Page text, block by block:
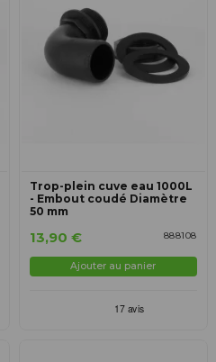
Trop-plein cuve eau 1000L
- Embout coudé Diamètre
50 mm
888108
13,90 €
Ajouter au panier